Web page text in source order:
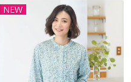
NEW